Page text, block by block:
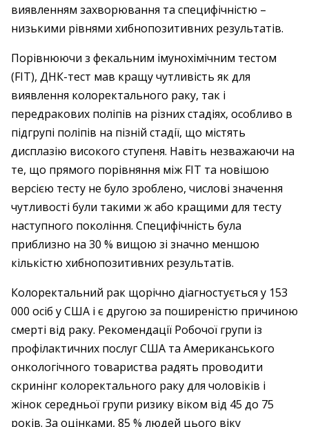
виявленням захворювання та специфічністю –
низькими рівнями хибнопозитивних результатів.
Порівнюючи з фекальним імунохімічним тестом
(FIT), ДНК-тест мав кращу чутливість як для
виявлення колоректального раку, так і
передракових поліпів на різних стадіях, особливо в
підгрупі поліпів на пізній стадії, що містять
дисплазію високого ступеня. Навіть незважаючи на
те, що прямого порівняння між FIT та новішою
версією тесту не було зроблено, числові значення
чутливості були такими ж або кращими для тесту
наступного покоління. Специфічність була
приблизно на 30 % вищою зі значно меншою
кількістю хибнопозитивних результатів.
Колоректальний рак щорічно діагностується у 153
000 осіб у США і є другою за поширеністю причиною
смерті від раку. Рекомендації Робочої групи із
профілактичних послуг США та Американського
онкологічного товариства радять проводити
скринінг колоректального раку для чоловіків і
жінок середньої групи ризику віком від 45 до 75
років. За оцінками, 85 % людей цього віку